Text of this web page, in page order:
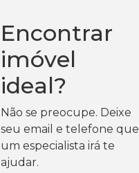
Encontrar
imóvel
ideal?
Não se preocupe. Deixe
seu email e telefone que
um especialista irá te
ajudar.